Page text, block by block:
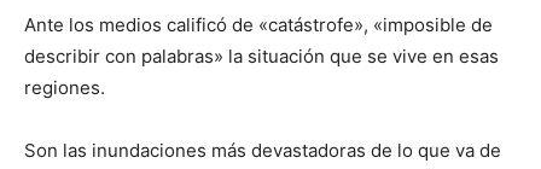
Ante los medios calificó de «catástrofe», «imposible de
describir con palabras» la situación que se vive en esas
regiones.
Son las inundaciones más devastadoras de lo que va de